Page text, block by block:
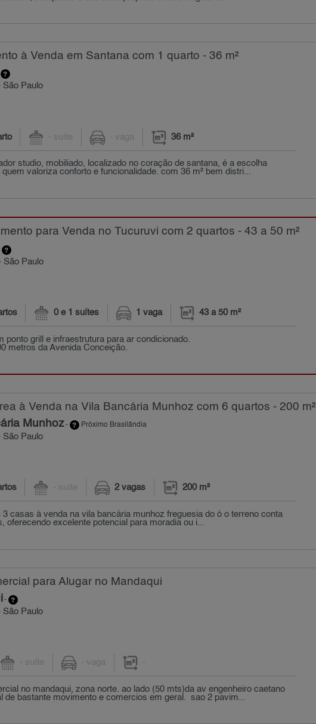
à Venda em Santana com 1 quarto - 36 m²
São Paulo
- suíte - vaga 36 m²
studio, mobiliado, localizado no coração de santana, é a escolha
quem valoriza conforto e funcionalidade. com 36 m² bem distri...
para Venda no Tucuruvi com 2 quartos - 43 a 50 m²
São Paulo
0 e 1 suítes 1 vaga 43 a 50 m²
ponto grill e infraestrutura para ar condicionado.
metros da Avenida Conceição.
à Venda na Vila Bancária Munhoz com 6 quartos - 200 m²
Munhoz- Próximo Brasilândia
São Paulo
- suíte 2 vagas 200 m²
3 casas à venda na vila bancária munhoz freguesia do ó o terreno conta
oferecendo excelente potencial para moradia ou i...
para Alugar no Mandaqui
-
São Paulo
- suíte - vaga -
no mandaqui, zona norte. ao lado (50 mts)da av engenheiro caetano
de bastante movimento e comercios em geral. sao 2 pavim...